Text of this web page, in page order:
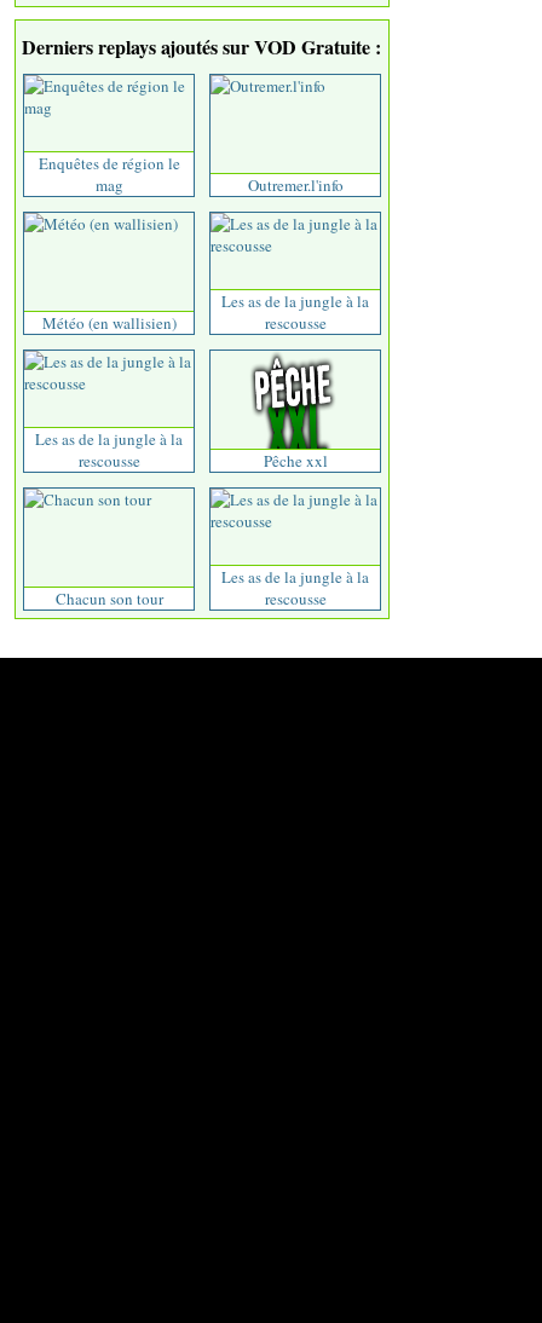
Derniers replays ajoutés sur VOD Gratuite :
Enquêtes de région le
mag
Outremer.l'info
Météo (en wallisien)
Les as de la jungle à la
rescousse
Les as de la jungle à la
rescousse
Pêche xxl
Chacun son tour
Les as de la jungle à la
rescousse